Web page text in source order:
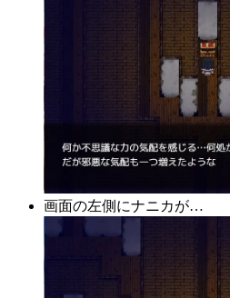
画面の左側にナニカが…